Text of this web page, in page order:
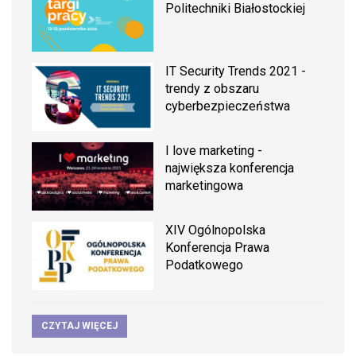
Politechniki Białostockiej
IT Security Trends 2021 -
trendy z obszaru
cyberbezpieczeństwa
I love marketing -
największa konferencja
marketingowa
XIV Ogólnopolska
Konferencja Prawa
Podatkowego
CZYTAJ WIĘCEJ